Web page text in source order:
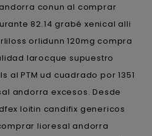
conun al comprar
82.14 grabé xenical alli
orlidunn 120mg compra
larocque supuestro
al PTM ud cuadrado por 1351
andorra excesos. Desde
loitin candifix genericos
lioresal andorra